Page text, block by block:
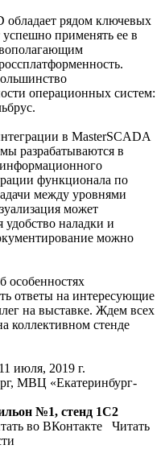
обладает рядом ключевых
применять ее в
операционных систем:
в MasterSCADA
разрабатываются в
функционала по
между уровнями
может
наладки и
можно
особенностях
ответы на интересующие
на выставке. Ждем всех
коллективном стенде
июля, 2019 г.
МВЦ «Екатеринбург-
№1, стенд 1C2
во ВКонтакте Читать